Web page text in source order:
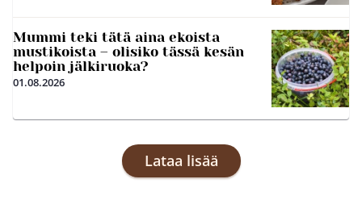
Mummi teki tätä aina ekoista
mustikoista – olisiko tässä kesän
helpoin jälkiruoka?
01.08.2026
Lataa lisää